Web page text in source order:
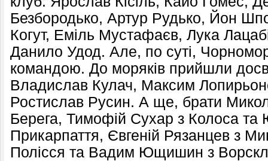
Безбородько, Артур Рудько, Йон
Когут, Еміль Мустафаєв, Лука
Данило Удод. Але, по суті,
командою. До моряків прийшли
Владислав Кулач, Максим
Ростислав Русин. А ще, брати
Берега, Тимофій Сухар з Колоса та
Прикарпаття, Євгеній Рязанцев з
Полісся та Вадим Ющишин з